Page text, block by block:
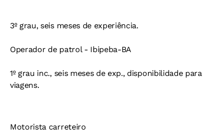
3º grau, seis meses de experiência.
Operador de patrol - Ibipeba-BA
1º grau inc., seis meses de exp., disponibilidade para
viagens.
Motorista carreteiro